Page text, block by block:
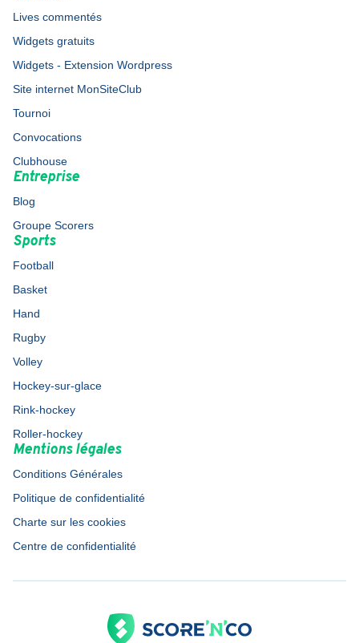
Lives commentés
Widgets gratuits
Widgets - Extension Wordpress
Site internet MonSiteClub
Tournoi
Convocations
Clubhouse
Entreprise
Blog
Groupe Scorers
Sports
Football
Basket
Hand
Rugby
Volley
Hockey-sur-glace
Rink-hockey
Roller-hockey
Mentions légales
Conditions Générales
Politique de confidentialité
Charte sur les cookies
Centre de confidentialité